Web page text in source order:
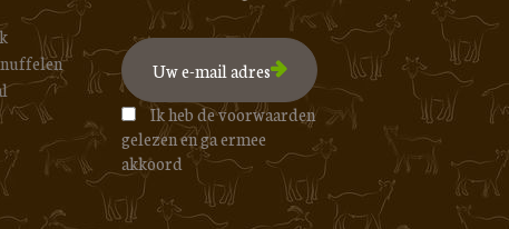
Ik heb de voorwaarden
gelezen en ga ermee
akkoord